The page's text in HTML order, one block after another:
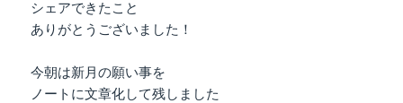
シェアできたこと
ありがとうございました！
今朝は新月の願い事を
ノートに文章化して残しました